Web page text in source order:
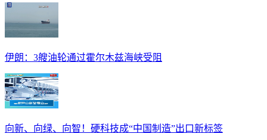
伊朗：3艘油轮通过霍尔木兹海峡受阻
向新、向绿、向智！硬科技成“中国制造”出口新标签